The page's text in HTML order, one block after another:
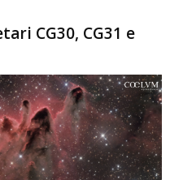
CG30, CG31 e